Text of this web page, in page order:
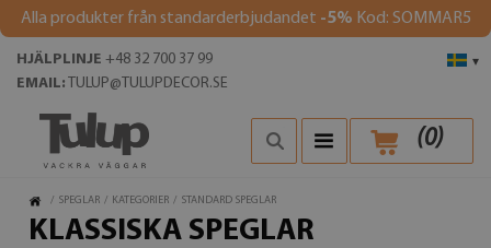
Alla produkter från standarderbjudandet -5% Kod: SOMMAR5
▾
HJÄLPLINJE +48 32 700 37 99
EMAIL: TULUP@TULUPDECOR.SE
(0)
/ SPEGLAR / KATEGORIER / STANDARD SPEGLAR
KLASSISKA SPEGLAR